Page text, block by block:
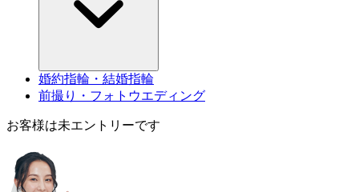
婚約指輪・結婚指輪
前撮り・フォトウエディング
お客様は未エントリーです